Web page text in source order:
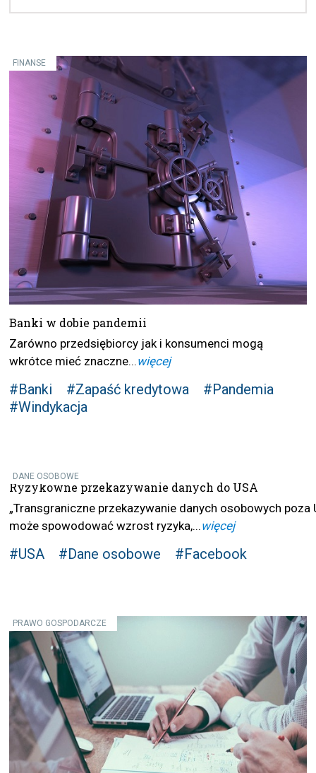
FINANSE
Banki w dobie pandemii
Zarówno przedsiębiorcy jak i konsumenci mogą
wkrótce mieć znaczne...więcej
#Banki #Zapaść kredytowa
#Pandemia
#Windykacja
DANE OSOBOWE
Ryzykowne przekazywanie danych do USA
„Transgraniczne przekazywanie danych osobowych poza
może spowodować wzrost ryzyka,...więcej
#USA #Dane osobowe #Facebook
PRAWO GOSPODARCZE